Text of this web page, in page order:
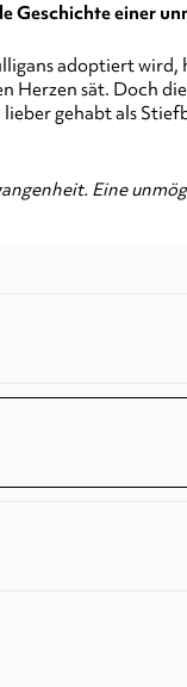
Geschichte einer
adoptiert
Herzen sät. Doch
gehabt als
Eine